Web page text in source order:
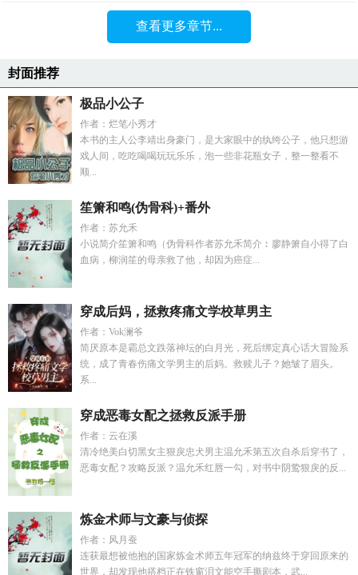
查看更多章节...
封面推荐
极品小公子
作者：烂笔小秀才
本书的主人公李靖出身豪门，是大家眼中的纨绔公子，他只想游
戏人间，吃吃喝喝玩玩乐乐，泡一些非花瓶女子，整一整看不
顺...
笙箫和鸣(伪骨科)+番外
作者：苏允禾
小说简介笙箫和鸣（伪骨科作者苏允禾简介︰廖静箫自小得了白
血病，柳润笙的母亲救了他，却因为癌症...
穿成后妈，拯救疼痛文学校草男主
作者：Vok澜爷
简厌原本是霸总文跌落神坛的白月光，死后绑定真心话大冒险系
统，成了青春伤痛文学男主的后妈。救赎儿子？她皱了眉头。
系...
穿成恶毒女配之拯救反派手册
作者：云在溪
清冷绝美白切黑女主狠戾忠犬男主温允禾第五次自杀后穿书了，
恶毒女配？攻略反派？温允禾红唇一勾，对书中阴鸷狠戾的反...
炼金术师与文豪与侦探
作者：风月蚕
连获最想被他抱的国家炼金术师五年冠军的纳兹终于穿回原来的
世界，却发现他搭档正在铁窗泪文能空手撕剧本，武...